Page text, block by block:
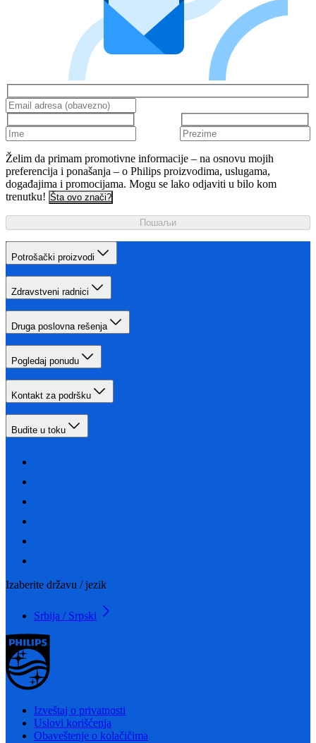
Želim da primam promotivne informacije – na osnovu mojih
preferencija i ponašanja – o Philips proizvodima, uslugama,
događajima i promocijama. Mogu se lako odjaviti u bilo kom
trenutku! Šta ovo znači?
Пошаљи
Potrošački proizvodi
Zdravstveni radnici
Druga poslovna rešenja
Pogledaj ponudu
Kontakt za podršku
Budite u toku
Izaberite državu / jezik
Srbija / Srpski
Izveštaj o privatnosti
Uslovi korišćenja
Obaveštenje o kolačičima